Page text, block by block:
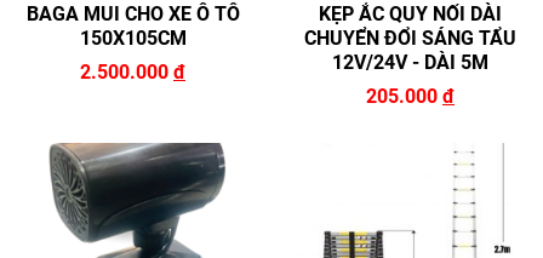
BAGA MUI CHO XE Ô TÔ
150X105CM
2.500.000 đ
KẸP ẮC QUY NỐI DÀI
CHUYỂN ĐỔI SÁNG TẨU
12V/24V - DÀI 5M
205.000 đ